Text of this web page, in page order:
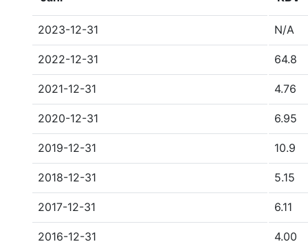
2023-12-31 N/A
2022-12-31 64.8
2021-12-31 4.76
2020-12-31 6.95
2019-12-31 10.9
2018-12-31 5.15
2017-12-31 6.11
2016-12-31 4.00